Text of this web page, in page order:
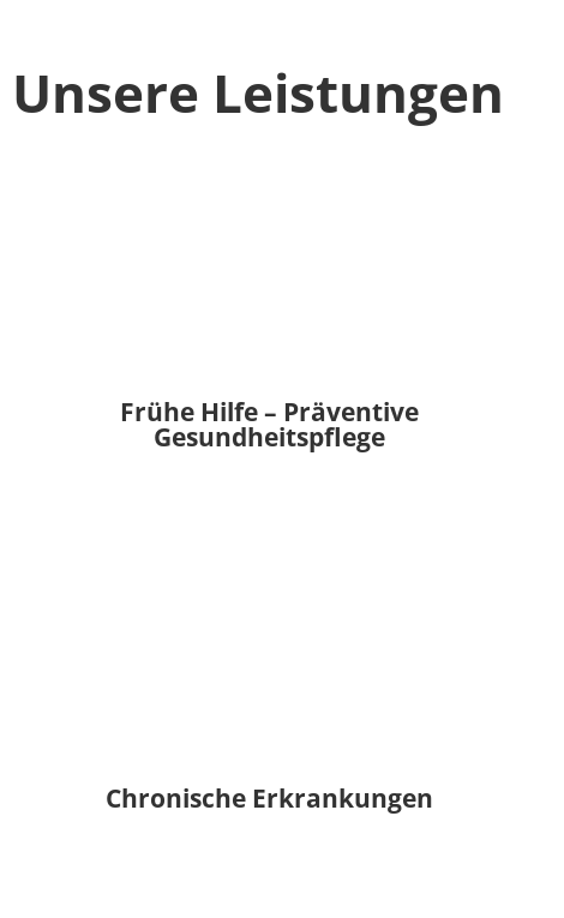
Unsere Leistungen
Frühe Hilfe – Präventive
Gesundheitspflege
Chronische Erkrankungen